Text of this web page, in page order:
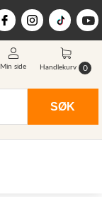
SØK
Min side Handlekurv 0